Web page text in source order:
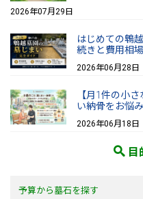
2026年07月29日
はじめての鵯
続きと費用相場
2026年06月28日
【月1件の小
い納骨をお悩
2026年06月18日
目
予算から墓石を探す